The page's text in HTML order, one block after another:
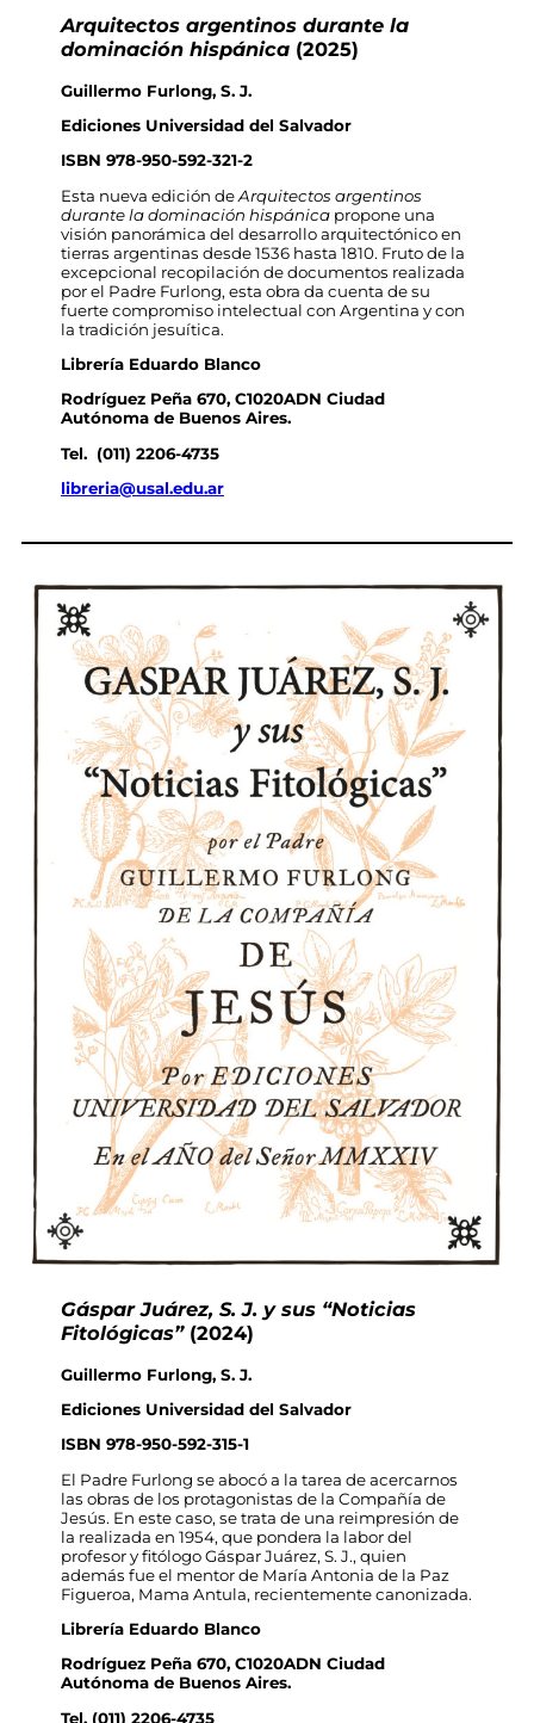
Arquitectos argentinos durante la
dominación hispánica(2025)
Guillermo Furlong, S. J.
Ediciones Universidad del Salvador
ISBN 978-950-592-321-2
Esta nueva edición deArquitectos argentinos
durante la dominación hispánicapropone una
visión panorámica del desarrollo arquitectónico en
tierras argentinas desde 1536 hasta 1810. Fruto de la
excepcional recopilación de documentos realizada
por el Padre Furlong, esta obra da cuenta de su
fuerte compromiso intelectual con Argentina y con
la tradición jesuítica.
Librería Eduardo Blanco
Rodríguez Peña 670, C1020ADN Ciudad
Autónoma de Buenos Aires.
Tel. (011) 2206-4735
libreria@usal.edu.ar
Gáspar Juárez, S. J. y sus “Noticias
Fitológicas”(2024)
Guillermo Furlong, S. J.
Ediciones Universidad del Salvador
ISBN 978-950-592-315-1
El Padre Furlong se abocó a la tarea de acercarnos
las obras de los protagonistas de la Compañía de
Jesús. En este caso, se trata de una reimpresión de
la realizada en 1954, que pondera la labor del
profesor y fitólogo Gáspar Juárez, S. J., quien
además fue el mentor de María Antonia de la Paz
Figueroa, Mama Antula, recientemente canonizada.
Librería Eduardo Blanco
Rodríguez Peña 670, C1020ADN Ciudad
Autónoma de Buenos Aires.
Tel. (011) 2206-4735